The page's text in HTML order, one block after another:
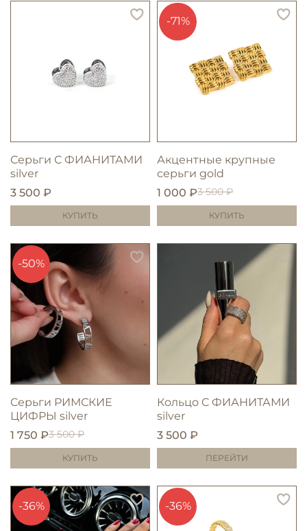
Серьги С ФИАНИТАМИ
silver
КУПИТЬ
3 500 ₽
-71%
Акцентные крупные
серьги gold
КУПИТЬ
3 500 ₽
1 000 ₽
-50%
Серьги РИМСКИЕ
ЦИФРЫ silver
КУПИТЬ
3 500 ₽
1 750 ₽
Кольцо C ФИАНИТАМИ
silver
ПЕРЕЙТИ
3 500 ₽
-36% -36%